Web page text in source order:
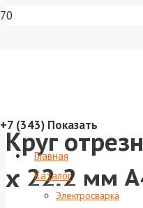
+7 (343) Показать
Главная
Каталог
Электросварка
Круг
х 22,2 мм